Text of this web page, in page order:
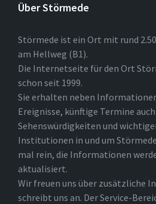
Über Störmede
Störmede ist ein Ort mit rund
am Hellweg (B1).
Die Internetseite für den Ort
schon seit 1999.
Sie erhalten neben
Ereignisse, künftige Termine
Sehenswürdigkeiten und
Institutionen in und um
mal rein, die Informationen
aktualisiert.
Wir freuen uns über zusätzliche
schreibt uns an. Der Service-